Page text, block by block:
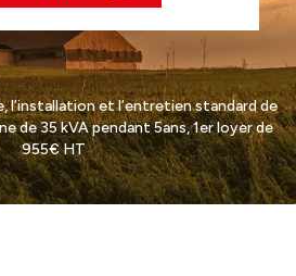
et l’entretien standard de
de 35 kVA pendant 5ans, 1er loyer de
955€ HT